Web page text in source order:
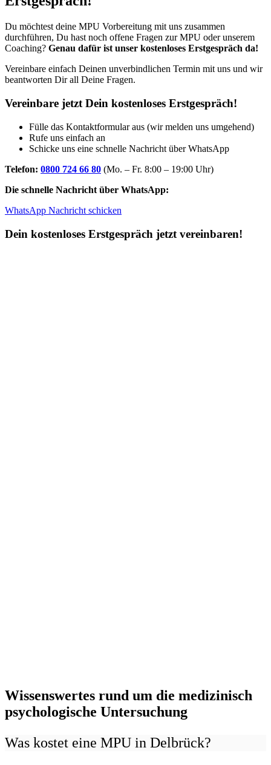
Du möchtest deine MPU Vorbereitung mit uns zusammen
durchführen, Du hast noch offene Fragen zur MPU oder unserem
Coaching? Genau dafür ist unser kostenloses Erstgespräch da!
Vereinbare einfach Deinen unverbindlichen Termin mit uns und wir
beantworten Dir all Deine Fragen.
Vereinbare jetzt Dein kostenloses Erstgespräch!
Fülle das Kontaktformular aus (wir melden uns umgehend)
Rufe uns einfach an
Schicke uns eine schnelle Nachricht über WhatsApp
Telefon: 0800 724 66 80 (Mo. – Fr. 8:00 – 19:00 Uhr)
Die schnelle Nachricht über WhatsApp:
WhatsApp Nachricht schicken
Dein kostenloses Erstgespräch jetzt vereinbaren!
Wissenswertes rund um die medizinisch
psychologische Untersuchung
Was kostet eine MPU in Delbrück?